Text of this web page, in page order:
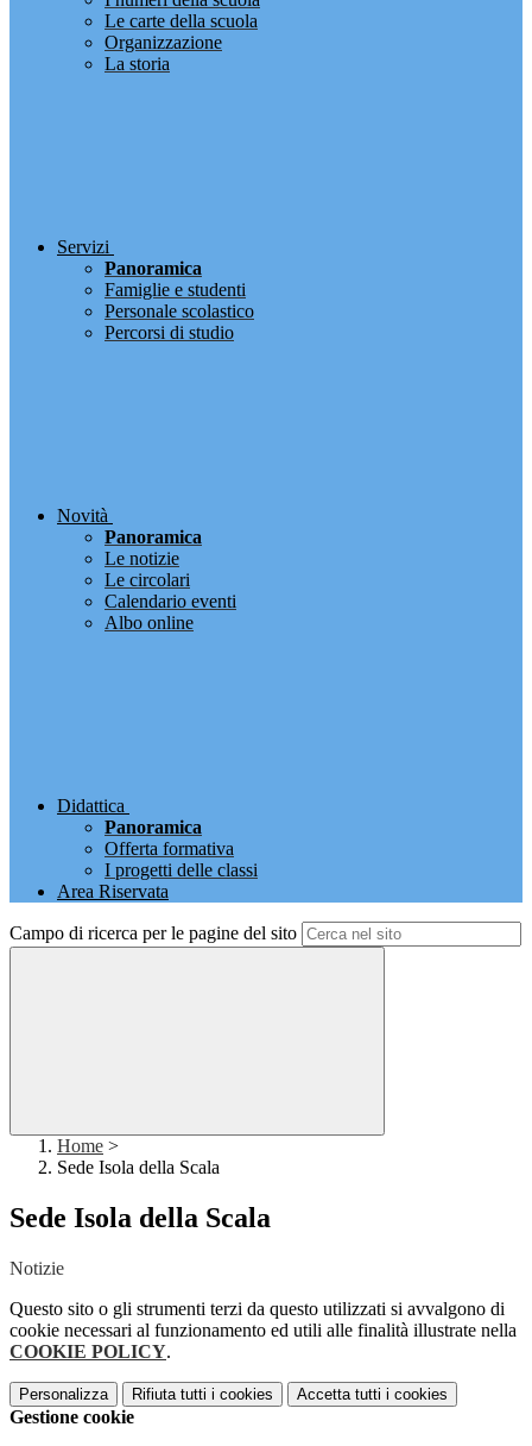
Le carte della scuola
Organizzazione
La storia
Servizi
Panoramica
Famiglie e studenti
Personale scolastico
Percorsi di studio
Novità
Panoramica
Le notizie
Le circolari
Calendario eventi
Albo online
Didattica
Panoramica
Offerta formativa
I progetti delle classi
Area Riservata
Campo di ricerca per le pagine del sito
Home >
Sede Isola della Scala
Sede Isola della Scala
Notizie
Questo sito o gli strumenti terzi da questo utilizzati si avvalgono di
cookie necessari al funzionamento ed utili alle finalità illustrate nella
COOKIE POLICY.
Personalizza Rifiuta tutti i cookies Accetta tutti i cookies
Gestione cookie